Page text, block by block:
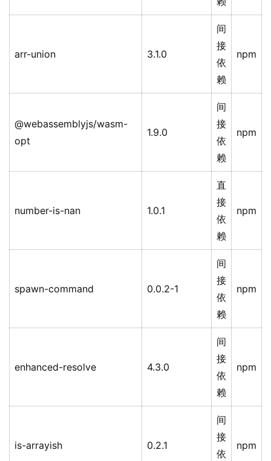
arr-union 3.1.0
间
接
依
赖
npm
@webassemblyjs/wasm-
opt
1.9.0
间
接
依
赖
npm
number-is-nan 1.0.1
直
接
依
赖
npm
spawn-command 0.0.2-1
间
接
依
赖
npm
enhanced-resolve 4.3.0
间
接
依
赖
npm
is-arrayish 0.2.1
间
接
依
npm